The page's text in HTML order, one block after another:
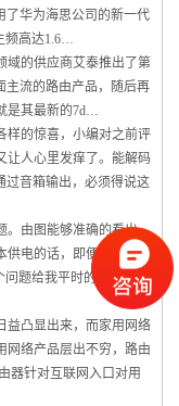
了华为海思公司的新一代
频高达1.6…
的供应商艾泰推出了第
主流的路由产品，随后再
是其最新的7d…
的惊喜，小编对之前评
让人心里发痒了。能解码
过音箱输出，必须得说这
由图能够准确的看出，
供电的话，即便什么都不
问题给我平时的电脑使用
凸显出来，而家用网络
网络产品层出不穷，路由
器针对互联网入口对用